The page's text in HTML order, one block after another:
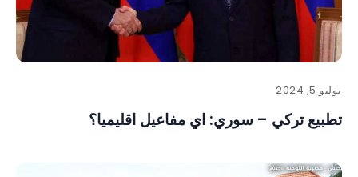
يوليو 5, 2024
تطبيع تركي – سوري: اي مفاعيل اقليميا؟